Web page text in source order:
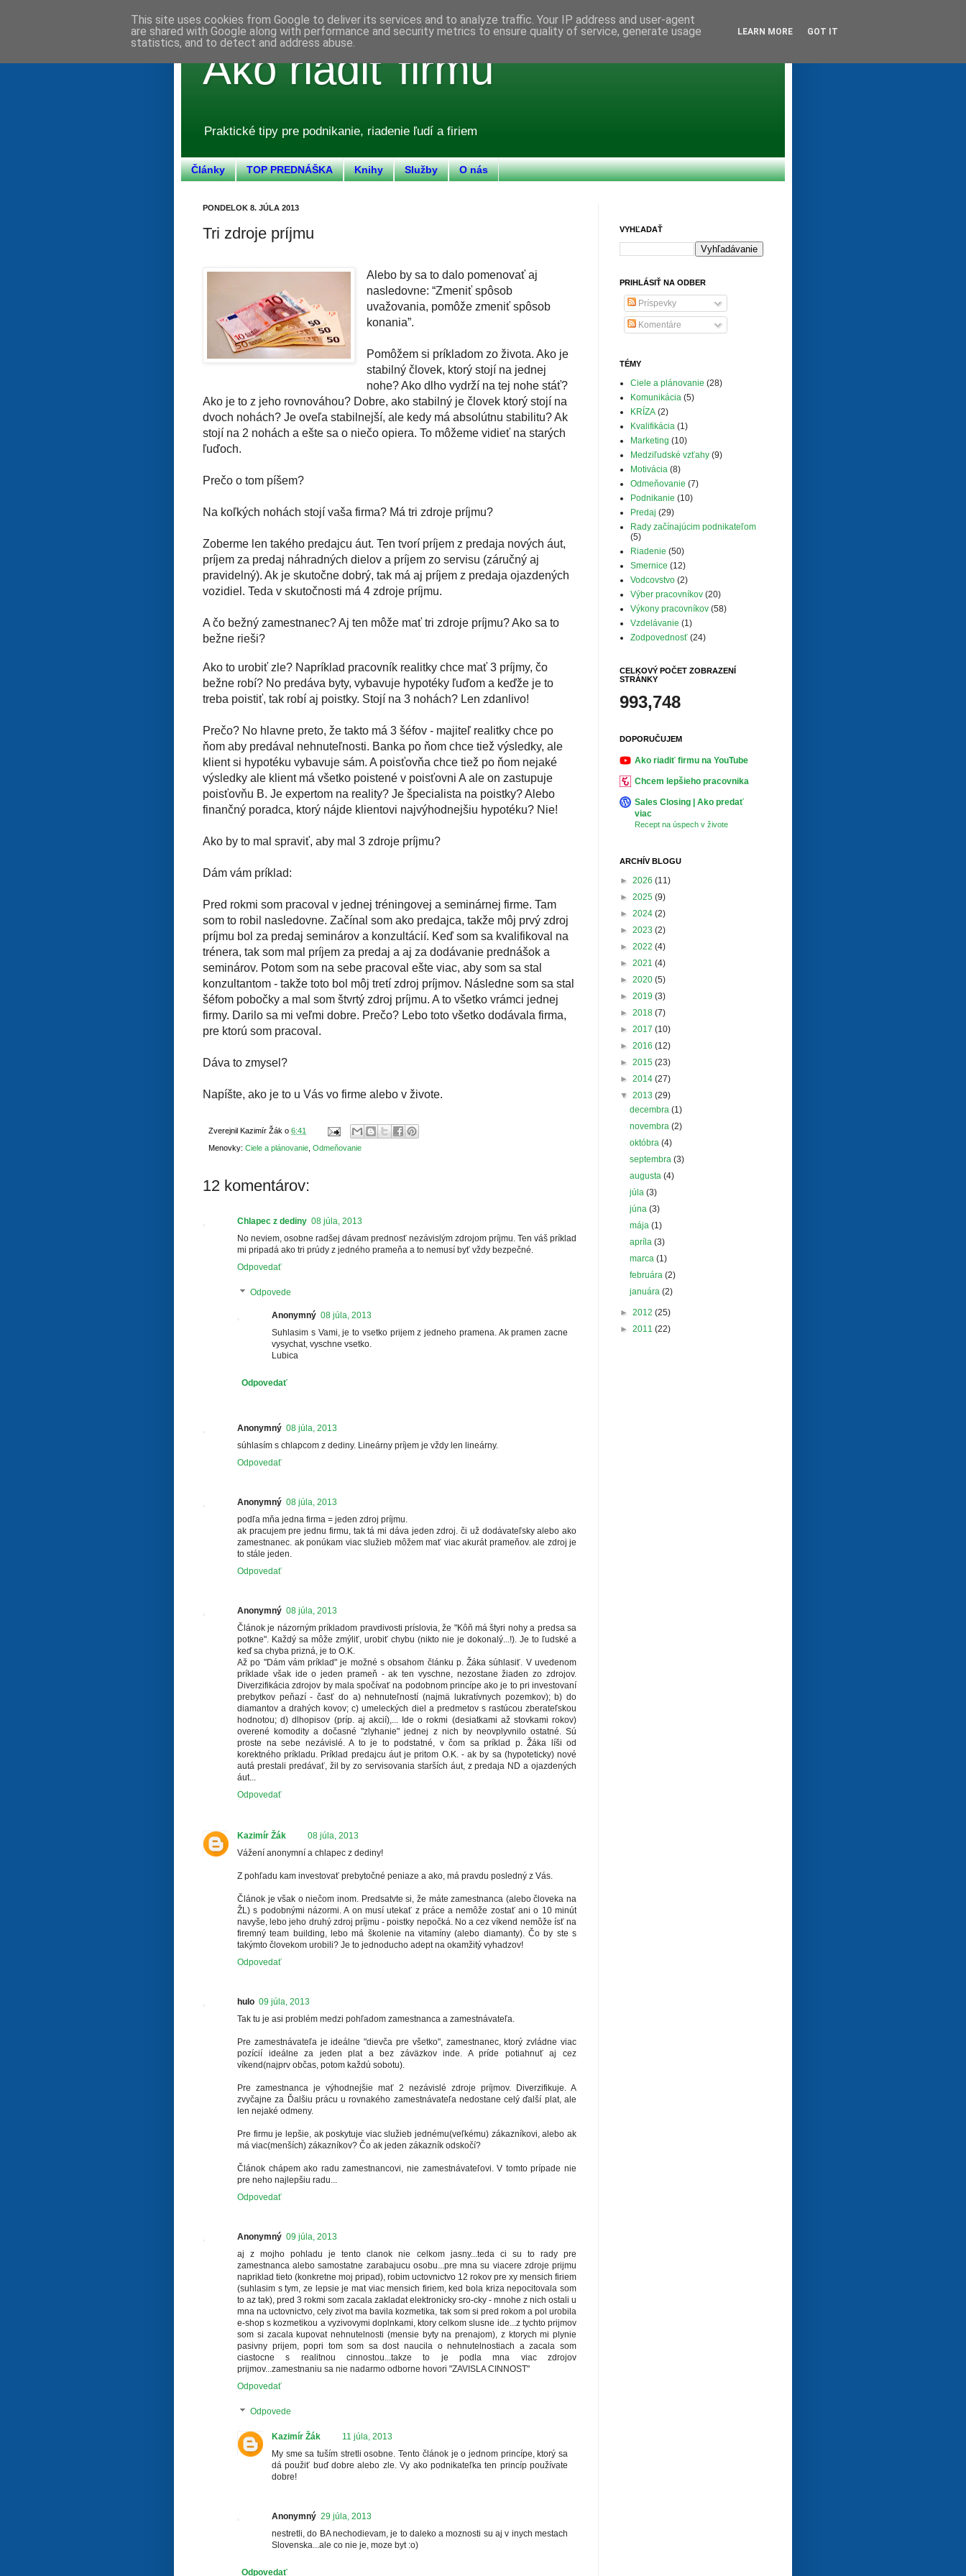
Ako riadiť firmu
Praktické tipy pre podnikanie, riadenie ľudí a firiem
Články TOP PREDNÁŠKA Knihy Služby O nás
PONDELOK 8. JÚLA 2013
Tri zdroje príjmu
Alebo by sa to dalo pomenovať aj
nasledovne: “Zmeniť spôsob
uvažovania, pomôže zmeniť spôsob
konania”.
Pomôžem si príkladom zo života. Ako je
stabilný človek, ktorý stojí na jednej
nohe? Ako dlho vydrží na tej nohe stáť?
Ako je to z jeho rovnováhou? Dobre, ako stabilný je človek ktorý stojí na
dvoch nohách? Je oveľa stabilnejší, ale kedy má absolútnu stabilitu? Ak
stojí na 2 nohách a ešte sa o niečo opiera. To môžeme vidieť na starých
ľuďoch.
Prečo o tom píšem?
Na koľkých nohách stojí vaša firma? Má tri zdroje príjmu?
Zoberme len takého predajcu áut. Ten tvorí príjem z predaja nových áut,
príjem za predaj náhradných dielov a príjem zo servisu (záručný aj
pravidelný). Ak je skutočne dobrý, tak má aj príjem z predaja ojazdených
vozidiel. Teda v skutočnosti má 4 zdroje príjmu.
A čo bežný zamestnanec? Aj ten môže mať tri zdroje príjmu? Ako sa to
bežne rieši?
Ako to urobiť zle? Napríklad pracovník realitky chce mať 3 príjmy, čo
bežne robí? No predáva byty, vybavuje hypotéky ľuďom a keďže je to
treba poistiť, tak robí aj poistky. Stojí na 3 nohách? Len zdanlivo!
Prečo? No hlavne preto, že takto má 3 šéfov - majiteľ realitky chce po
ňom aby predával nehnuteľnosti. Banka po ňom chce tiež výsledky, ale
klient si hypotéku vybavuje sám. A poisťovňa chce tiež po ňom nejaké
výsledky ale klient má všetko poistené v poisťovni A ale on zastupuje
poisťovňu B. Je expertom na reality? Je špecialista na poistky? Alebo
finančný poradca, ktorý nájde klientovi najvýhodnejšiu hypotéku? Nie!
Ako by to mal spraviť, aby mal 3 zdroje príjmu?
Dám vám príklad:
Pred rokmi som pracoval v jednej tréningovej a seminárnej firme. Tam
som to robil nasledovne. Začínal som ako predajca, takže môj prvý zdroj
príjmu bol za predaj seminárov a konzultácií. Keď som sa kvalifikoval na
trénera, tak som mal príjem za predaj a aj za dodávanie prednášok a
seminárov. Potom som na sebe pracoval ešte viac, aby som sa stal
konzultantom - takže toto bol môj tretí zdroj príjmov. Následne som sa stal
šéfom pobočky a mal som štvrtý zdroj príjmu. A to všetko vrámci jednej
firmy. Darilo sa mi veľmi dobre. Prečo? Lebo toto všetko dodávala firma,
pre ktorú som pracoval.
Dáva to zmysel?
Napíšte, ako je to u Vás vo firme alebo v živote.
Zverejnil Kazimír Žák o 6:41
Menovky: Ciele a plánovanie Odmeňovanie
12 komentárov:
Chlapec z dediny 08 júla, 2013
No neviem, osobne radšej dávam prednosť nezávislým zdrojom príjmu. Ten váš príklad
mi pripadá ako tri prúdy z jedného prameňa a to nemusí byť vždy bezpečné.
Odpovedať
Odpovede
Anonymný 08 júla, 2013
Suhlasim s Vami, je to vsetko prijem z jedneho pramena. Ak pramen zacne
vysychat, vyschne vsetko.
Lubica
Odpovedať
Anonymný 08 júla, 2013
súhlasím s chlapcom z dediny. Lineárny príjem je vždy len lineárny.
Odpovedať
Anonymný 08 júla, 2013
podľa mňa jedna firma = jeden zdroj príjmu.
ak pracujem pre jednu firmu, tak tá mi dáva jeden zdroj. či už dodávateľsky alebo ako
zamestnanec. ak ponúkam viac služieb môžem mať viac akurát prameňov. ale zdroj je
to stále jeden.
Odpovedať
Anonymný 08 júla, 2013
Článok je názorným príkladom pravdivosti príslovia, že "Kôň má štyri nohy a predsa sa
potkne". Každý sa môže zmýliť, urobiť chybu (nikto nie je dokonalý...!). Je to ľudské a
keď sa chyba prizná, je to O.K.
Až po "Dám vám príklad" je možné s obsahom článku p. Žáka súhlasiť. V uvedenom
príklade však ide o jeden prameň - ak ten vyschne, nezostane žiaden zo zdrojov.
Diverzifikácia zdrojov by mala spočívať na podobnom princípe ako je to pri investovaní
prebytkov peňazí - časť do a) nehnuteľností (najmä lukratívnych pozemkov); b) do
diamantov a drahých kovov; c) umeleckých diel a predmetov s rastúcou zberateľskou
hodnotou; d) dlhopisov (príp. aj akcií),... Ide o rokmi (desiatkami až stovkami rokov)
overené komodity a dočasné "zlyhanie" jednej z nich by neovplyvnilo ostatné. Sú
proste na sebe nezávislé. A to je to podstatné, v čom sa príklad p. Žáka líši od
korektného príkladu. Príklad predajcu áut je pritom O.K. - ak by sa (hypoteticky) nové
autá prestali predávať, žil by zo servisovania starších áut, z predaja ND a ojazdených
áut...
Odpovedať
Kazimír Žák
08 júla, 2013
Vážení anonymní a chlapec z dediny!
Z pohľadu kam investovať prebytočné peniaze a ako, má pravdu posledný z Vás.
Článok je však o niečom inom. Predsatvte si, že máte zamestnanca (alebo človeka na
ŽL) s podobnými názormi. A on musí utekať z práce a nemôže zostať ani o 10 minút
navyše, lebo jeho druhý zdroj príjmu - poistky nepočká. No a cez víkend nemôže ísť na
firemný team building, lebo má školenie na vitamíny (alebo diamanty). Čo by ste s
takýmto človekom urobili? Je to jednoducho adept na okamžitý vyhadzov!
Odpovedať
hulo 09 júla, 2013
Tak tu je asi problém medzi pohľadom zamestnanca a zamestnávateľa.
Pre zamestnávateľa je ideálne "dievča pre všetko", zamestnanec, ktorý zvládne viac
pozícií ideálne za jeden plat a bez záväzkov inde. A príde potiahnuť aj cez
víkend(najprv občas, potom každú sobotu).
Pre zamestnanca je výhodnejšie mať 2 nezávislé zdroje príjmov. Diverzifikuje. A
zvyčajne za Ďalšiu prácu u rovnakého zamestnávateľa nedostane celý ďalší plat, ale
len nejaké odmeny.
Pre firmu je lepšie, ak poskytuje viac služieb jednému(veľkému) zákazníkovi, alebo ak
má viac(menších) zákazníkov? Čo ak jeden zákazník odskočí?
Článok chápem ako radu zamestnancovi, nie zamestnávateľovi. V tomto prípade nie
pre neho najlepšiu radu...
Odpovedať
Anonymný 09 júla, 2013
aj z mojho pohladu je tento clanok nie celkom jasny...teda ci su to rady pre
zamestnanca alebo samostatne zarabajucu osobu...pre mna su viacere zdroje prijmu
napriklad tieto (konkretne moj pripad), robim uctovnictvo 12 rokov pre xy mensich firiem
(suhlasim s tym, ze lepsie je mat viac mensich firiem, ked bola kriza nepocitovala som
to az tak), pred 3 rokmi som zacala zakladat elektronicky sro-cky - mnohe z nich ostali u
mna na uctovnictvo, cely zivot ma bavila kozmetika, tak som si pred rokom a pol urobila
e-shop s kozmetikou a vyzivovymi doplnkami, ktory celkom slusne ide...z tychto prijmov
som si zacala kupovat nehnutelnosti (mensie byty na prenajom), z ktorych mi plynie
pasivny prijem, popri tom som sa dost naucila o nehnutelnostiach a zacala som
ciastocne s realitnou cinnostou...takze to je podla mna viac zdrojov
prijmov...zamestnaniu sa nie nadarmo odborne hovori "ZAVISLA CINNOST"
Odpovedať
Odpovede
Kazimír Žák
11 júla, 2013
My sme sa tuším stretli osobne. Tento článok je o jednom princípe, ktorý sa
dá použiť buď dobre alebo zle. Vy ako podnikateľka ten princíp používate
dobre!
Anonymný 29 júla, 2013
nestretli, do BA nechodievam, je to daleko a moznosti su aj v inych mestach
Slovenska...ale co nie je, moze byt :o)
Odpovedať
VYHĽADAŤ
PRIHLÁSIŤ NA ODBER
Príspevky
Komentáre
TÉMY
Ciele a plánovanie (28)
Komunikácia (5)
KRÍZA (2)
Kvalifikácia (1)
Marketing (10)
Medziľudské vzťahy (9)
Motivácia (8)
Odmeňovanie (7)
Podnikanie (10)
Predaj (29)
Rady začínajúcim podnikateľom
(5)
Riadenie (50)
Smernice (12)
Vodcovstvo (2)
Výber pracovníkov (20)
Výkony pracovníkov (58)
Vzdelávanie (1)
Zodpovednosť (24)
CELKOVÝ POČET ZOBRAZENÍ
STRÁNKY
993,748
DOPORUČUJEM
Ako riadiť firmu na YouTube
Chcem lepšieho pracovnika
Sales Closing | Ako predať
viac
Recept na úspech v živote
ARCHÍV BLOGU
► 2026 (11)
► 2025 (9)
► 2024 (2)
► 2023 (2)
► 2022 (4)
► 2021 (4)
► 2020 (5)
► 2019 (3)
► 2018 (7)
► 2017 (10)
► 2016 (12)
► 2015 (23)
► 2014 (27)
▼ 2013 (29)
decembra(1)
novembra(2)
októbra(4)
septembra(3)
augusta(4)
júla(3)
júna(3)
mája(1)
apríla(3)
marca(1)
februára(2)
januára(2)
► 2012 (25)
► 2011 (22)
This site uses cookies from Google to deliver its services and to analyze traffic. Your IP address and user-agent
are shared with Google along with performance and security metrics to ensure quality of service, generate usage
statistics, and to detect and address abuse.
LEARN MORE GOT IT